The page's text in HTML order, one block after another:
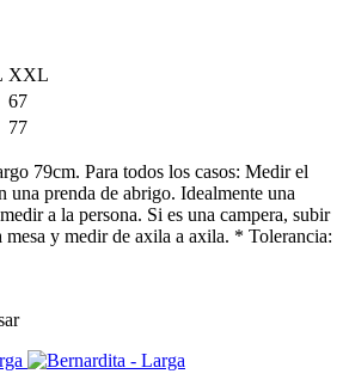
XXL
67
77
79cm. Para todos los casos: Medir el
una prenda de abrigo. Idealmente una
a la persona. Si es una campera, subir
mesa y medir de axila a axila. * Tolerancia: